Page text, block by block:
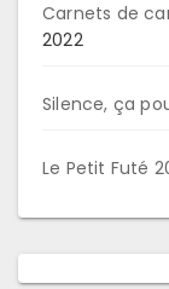
Carnets de
2022
Silence, ça
Le Petit Futé